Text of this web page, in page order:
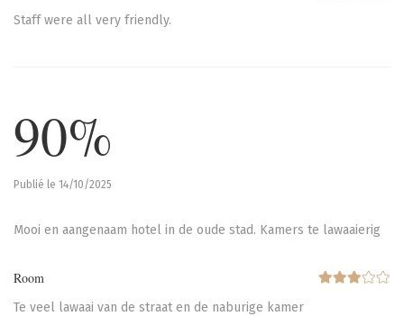
Staff were all very friendly.
90%
Publié le 14/10/2025
Mooi en aangenaam hotel in de oude stad. Kamers te lawaaierig
Room
Te veel lawaai van de straat en de naburige kamer